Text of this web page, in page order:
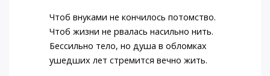
Чтоб внуками не кончилось потомство.
Чтоб жизни не рвалась насильно нить.
Бессильно тело, но душа в обломках
ушедших лет стремится вечно жить.